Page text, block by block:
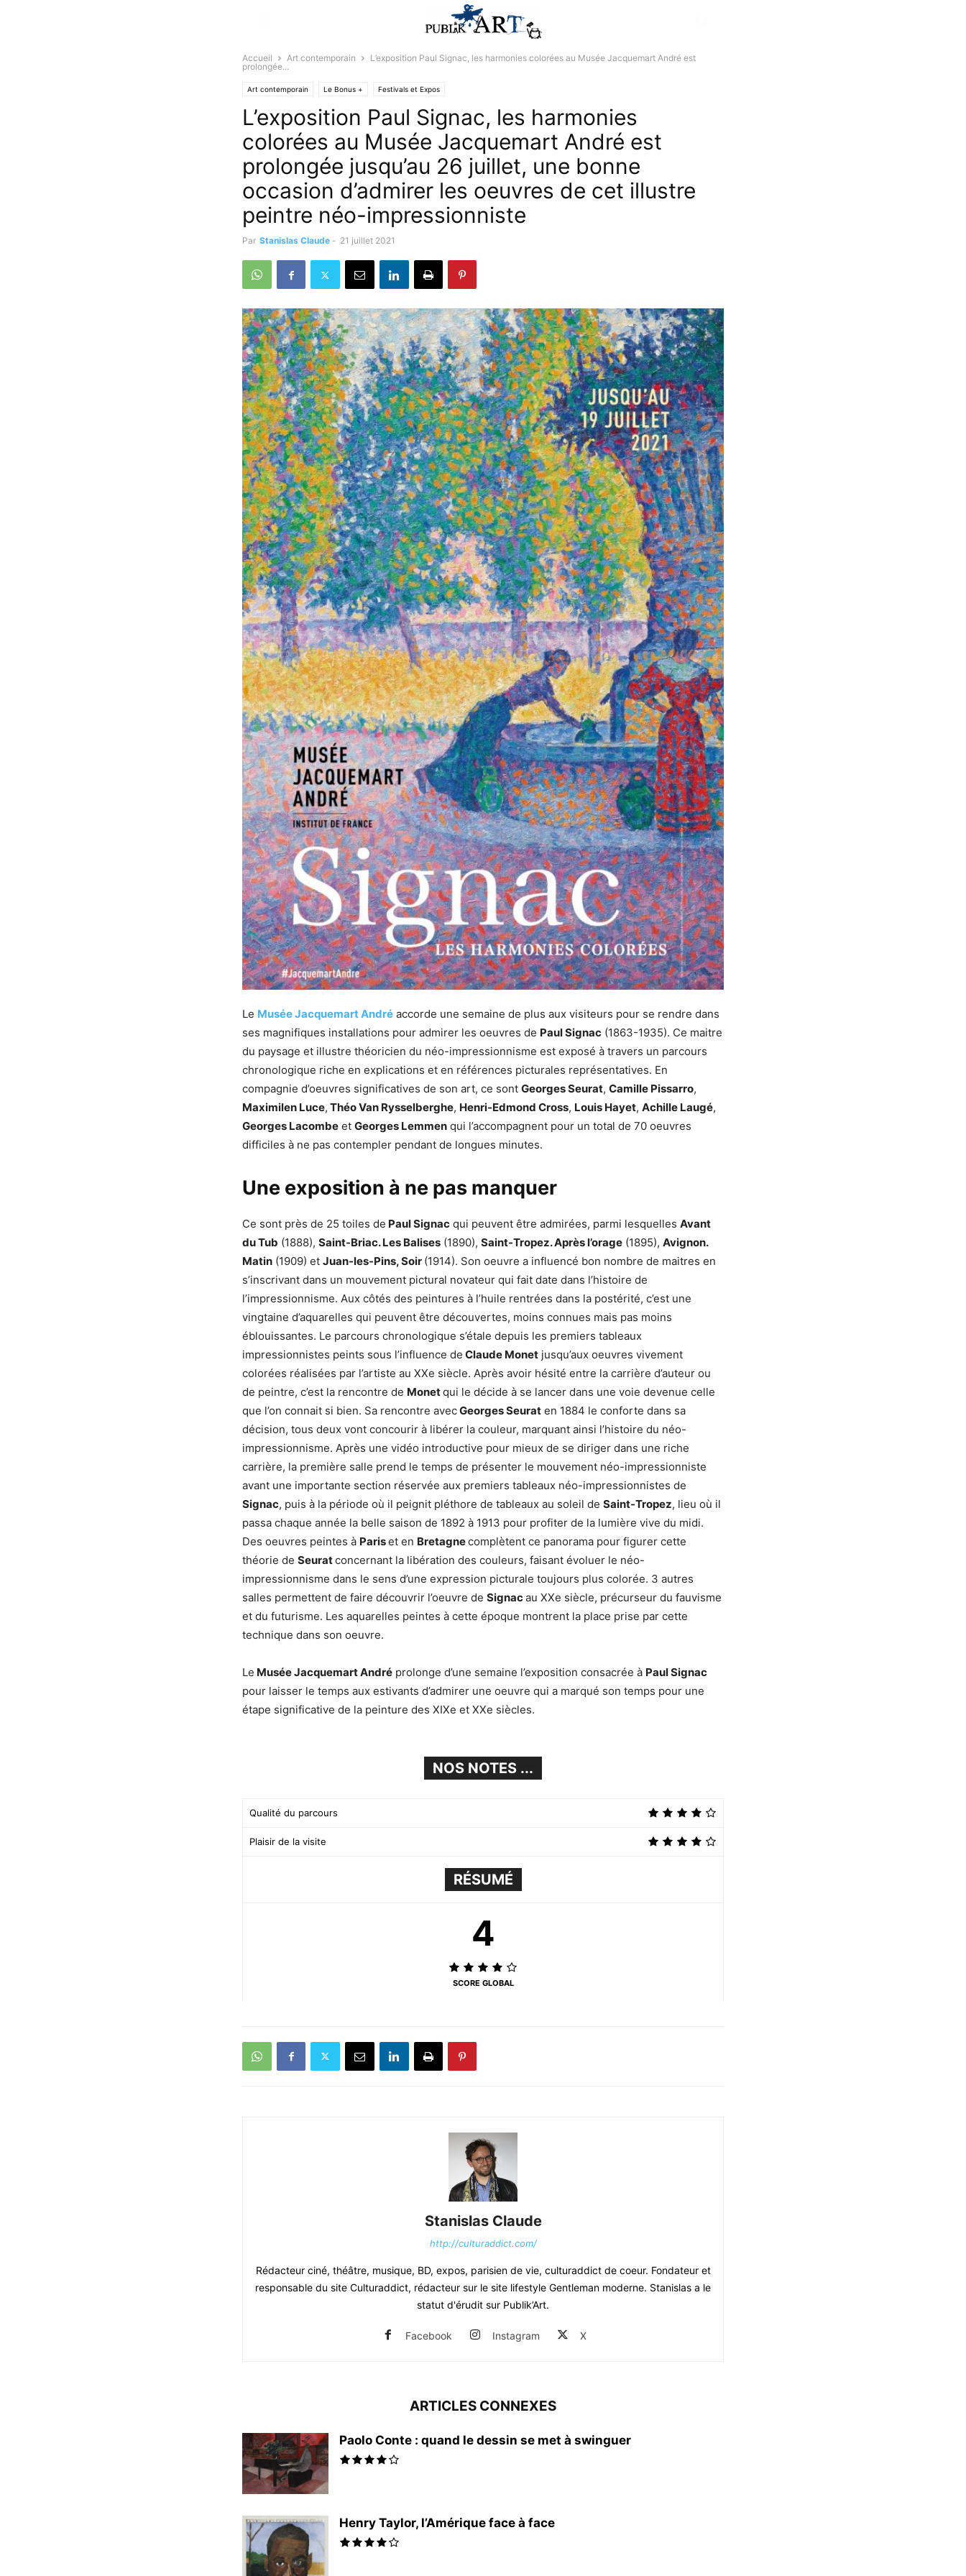
Accueil Art contemporain
L’exposition Paul Signac, les harmonies colorées au Musée Jacquemart André est
prolongée...
Art contemporain Le Bonus + Festivals et Expos
L’exposition Paul Signac, les harmonies
colorées au Musée Jacquemart André est
prolongée jusqu’au 26 juillet, une bonne
occasion d’admirer les oeuvres de cet illustre
peintre néo-impressionniste
Par Stanislas Claude - 21 juillet 2021
Le Musée Jacquemart André accorde une semaine de plus aux visiteurs pour se rendre dans
ses magnifiques installations pour admirer les oeuvres de Paul Signac (1863-1935). Ce maitre
du paysage et illustre théoricien du néo-impressionnisme est exposé à travers un parcours
chronologique riche en explications et en références picturales représentatives. En
compagnie d’oeuvres significatives de son art, ce sont Georges Seurat, Camille Pissarro,
Maximilen Luce, Théo Van Rysselberghe, Henri-Edmond Cross, Louis Hayet, Achille Laugé,
Georges Lacombe et Georges Lemmen qui l’accompagnent pour un total de 70 oeuvres
difficiles à ne pas contempler pendant de longues minutes.
Une exposition à ne pas manquer
Ce sont près de 25 toiles de Paul Signac qui peuvent être admirées, parmi lesquelles Avant
du Tub (1888), Saint-Briac. Les Balises (1890), Saint-Tropez. Après l’orage (1895), Avignon.
Matin (1909) et Juan-les-Pins, Soir (1914). Son oeuvre a influencé bon nombre de maitres en
s’inscrivant dans un mouvement pictural novateur qui fait date dans l’histoire de
l’impressionnisme. Aux côtés des peintures à l’huile rentrées dans la postérité, c’est une
vingtaine d’aquarelles qui peuvent être découvertes, moins connues mais pas moins
éblouissantes. Le parcours chronologique s’étale depuis les premiers tableaux
impressionnistes peints sous l’influence de Claude Monet jusqu’aux oeuvres vivement
colorées réalisées par l’artiste au XXe siècle. Après avoir hésité entre la carrière d’auteur ou
de peintre, c’est la rencontre de Monetqui le décide à se lancer dans une voie devenue celle
que l’on connait si bien. Sa rencontre avecGeorges Seurat en 1884 le conforte dans sa
décision, tous deux vont concourir à libérer la couleur, marquant ainsi l’histoire du néo-
impressionnisme. Après une vidéo introductive pour mieux de se diriger dans une riche
carrière, la première salle prend le temps de présenter le mouvement néo-impressionniste
avant une importante section réservée aux premiers tableaux néo-impressionnistes de
Signac, puis à la période où il peignit pléthore de tableaux au soleil de Saint-Tropez, lieu où il
passa chaque année la belle saison de 1892 à 1913 pour profiter de la lumière vive du midi.
Des oeuvres peintes à Pariset en Bretagnecomplètent ce panorama pour figurer cette
théorie de Seuratconcernant la libération des couleurs, faisant évoluer le néo-
impressionnisme dans le sens d’une expression picturale toujours plus colorée. 3 autres
salles permettent de faire découvrir l’oeuvre de Signacau XXe siècle, précurseur du fauvisme
et du futurisme. Les aquarelles peintes à cette époque montrent la place prise par cette
technique dans son oeuvre.
Le Musée Jacquemart André prolonge d’une semaine l’exposition consacrée à Paul Signac
pour laisser le temps aux estivants d’admirer une oeuvre qui a marqué son temps pour une
étape significative de la peinture des XIXe et XXe siècles.
NOS NOTES ...
Qualité du parcours
Plaisir de la visite
RÉSUMÉ
4
SCORE GLOBAL
Stanislas Claude
http://culturaddict.com/
Rédacteur ciné, théâtre, musique, BD, expos, parisien de vie, culturaddict de coeur. Fondateur et
responsable du site Culturaddict, rédacteur sur le site lifestyle Gentleman moderne. Stanislas a le
statut d'érudit sur Publik’Art.
Facebook Instagram X
ARTICLES CONNEXES
Paolo Conte : quand le dessin se met à swinguer
Henry Taylor, l’Amérique face à face